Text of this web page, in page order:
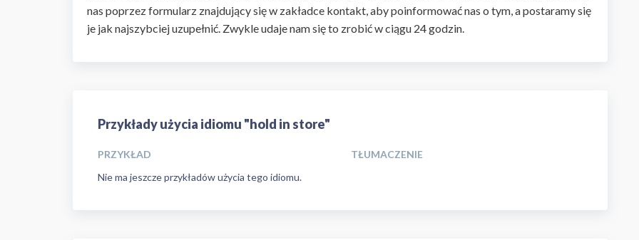
nas poprzez formularz znajdujący się w zakładce kontakt, aby poinformować nas o tym, a postaramy się
je jak najszybciej uzupełnić. Zwykle udaje nam się to zrobić w ciągu 24 godzin.
Przykłady użycia idiomu "hold in store"
PRZYKŁAD
TŁUMACZENIE
Nie ma jeszcze przykładów użycia tego idiomu.